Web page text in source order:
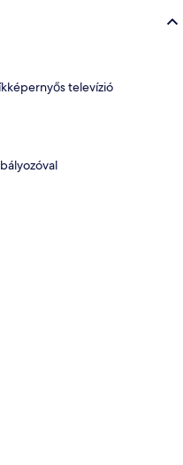
televízió